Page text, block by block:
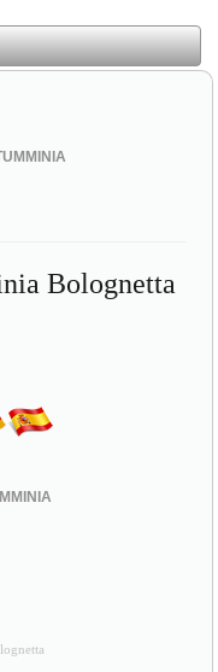
Bolognetta